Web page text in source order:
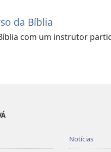
da Bíblia
com um instrutor
Notícias